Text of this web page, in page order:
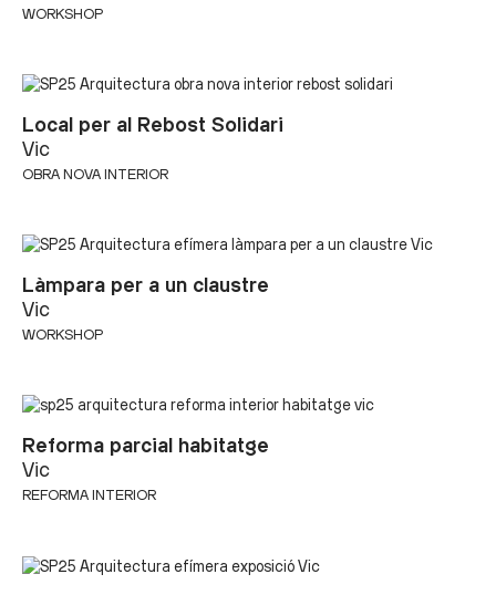
WORKSHOP
Local per al Rebost Solidari
Vic
OBRA NOVA INTERIOR
Làmpara per a un claustre
Vic
WORKSHOP
Reforma parcial habitatge
Vic
REFORMA INTERIOR